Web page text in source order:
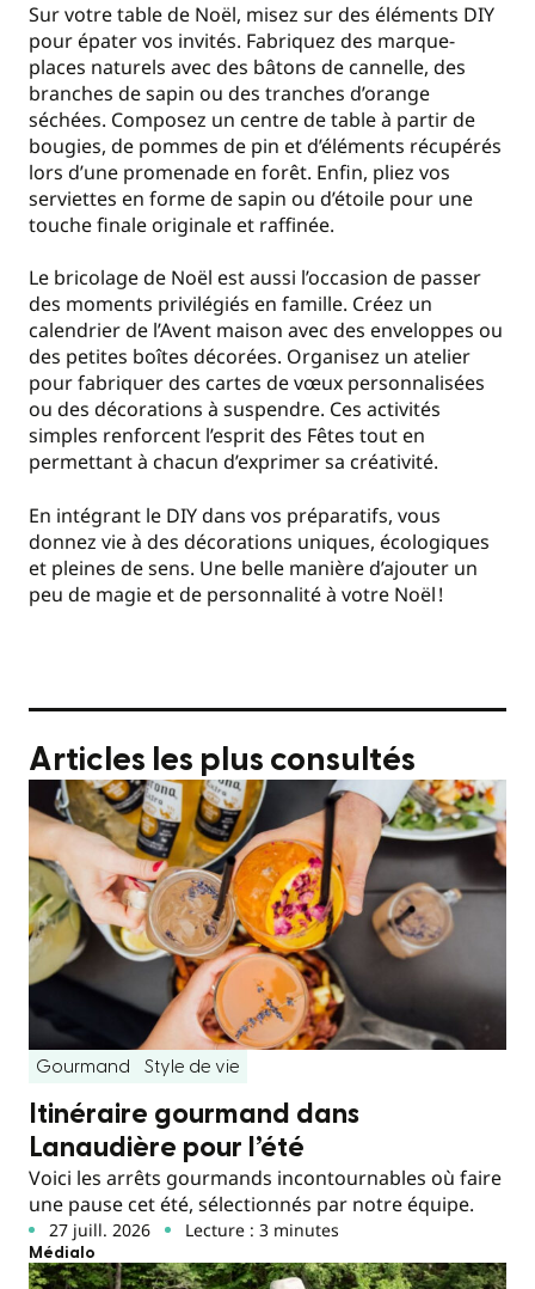
Sur votre table de Noël, misez sur des éléments DIY
pour épater vos invités. Fabriquez des marque-
places naturels avec des bâtons de cannelle, des
branches de sapin ou des tranches d’orange
séchées. Composez un centre de table à partir de
bougies, de pommes de pin et d’éléments récupérés
lors d’une promenade en forêt. Enfin, pliez vos
serviettes en forme de sapin ou d’étoile pour une
touche finale originale et raffinée.
Le bricolage de Noël est aussi l’occasion de passer
des moments privilégiés en famille. Créez un
calendrier de l’Avent maison avec des enveloppes ou
des petites boîtes décorées. Organisez un atelier
pour fabriquer des cartes de vœux personnalisées
ou des décorations à suspendre. Ces activités
simples renforcent l’esprit des Fêtes tout en
permettant à chacun d’exprimer sa créativité.
En intégrant le DIY dans vos préparatifs, vous
donnez vie à des décorations uniques, écologiques
et pleines de sens. Une belle manière d’ajouter un
peu de magie et de personnalité à votre Noël !
Articles les plus consultés
Gourmand Style de vie
Itinéraire gourmand dans
Lanaudière pour l’été
Voici les arrêts gourmands incontournables où faire
une pause cet été, sélectionnés par notre équipe.
27 juill. 2026 Lecture : 3 minutes
Médialo